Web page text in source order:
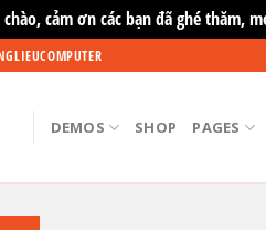
chào, cảm ơn các bạn đã ghé thăm,
DEMOS SHOP PAGES